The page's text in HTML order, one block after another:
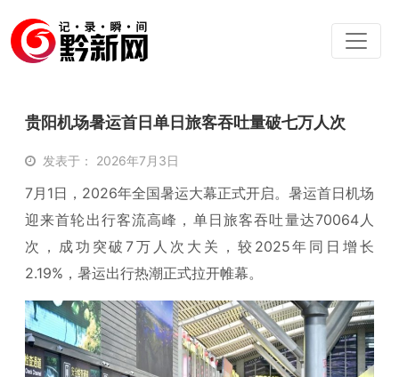
贵阳机场暑运首日单日旅客吞吐量破七万人次
发表于： 2026年7月3日
7月 1日， 2026年全国暑运大幕正式开启。暑运首日机场
迎来首轮出行客流高峰，单日旅客吞吐量达70064人
次，成功突破7万人次大关，较 2025年同日增长
2.19%，暑运出行热潮正式拉开帷幕。